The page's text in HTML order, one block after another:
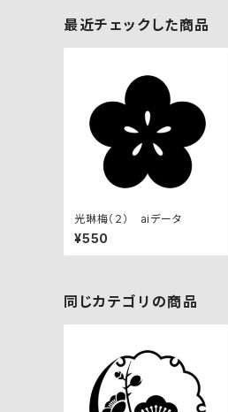
最近チェックした商品
光琳梅（２） aiデータ
¥550
同じカテゴリの商品